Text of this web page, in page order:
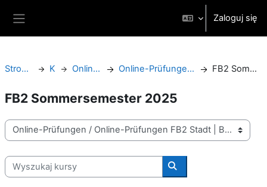
Zaloguj się
Strona główna Kursy Online-Prüfungen Online-Prüfungen FB2 Stadt | Bau | Kultur FB2 Sommersemester 2025
FB2 Sommersemester 2025
Kategorie kursów
Wyszukaj kursy
Wyszukaj kursy